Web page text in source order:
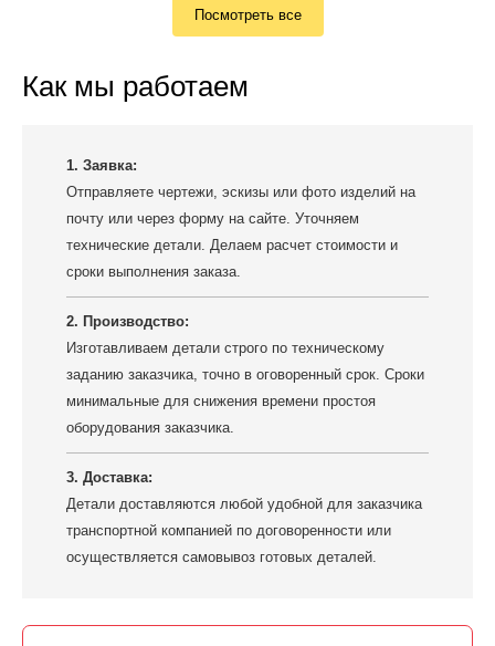
Посмотреть все
Как мы работаем
1. Заявка:
Отправляете чертежи, эскизы или фото изделий на
почту или через форму на сайте. Уточняем
технические детали. Делаем расчет стоимости и
сроки выполнения заказа.
2. Производство:
Изготавливаем детали строго по техническому
заданию заказчика, точно в оговоренный срок. Сроки
минимальные для снижения времени простоя
оборудования заказчика.
3. Доставка:
Детали доставляются любой удобной для заказчика
транспортной компанией по договоренности или
осуществляется самовывоз готовых деталей.